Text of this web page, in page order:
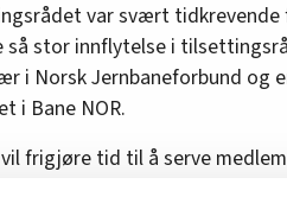
var svært
stor innflytelse i
i Norsk Jernbaneforbund og
i Bane NOR.
frigjøre tid til å serve